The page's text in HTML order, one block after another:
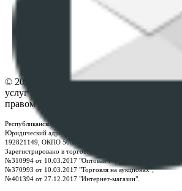
ПОЛОЖЕНИЕ О ПОЛИТИКЕ
Настройки cookie-файлов
© 2026 Республиканское унитарное
услуг "БелЮрОбеспечение" - Все права
правом
Республиканское унитарное предприятие по оказанию
Юридический адрес: г. Минск, пр-т. Дзержинского, 1Б, e-
192821149, ОКПО 500111895000
Зарегистрировано в торговом реестре Республики Беларусь:
№310994 от 10.03.2017 "Оптовая торговля без торговых
№370993 от 10.03.2017 "Торговля на аукционах";
№401394 от 27.12.2017 "Интернет-магазин".